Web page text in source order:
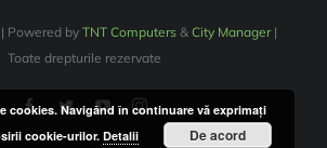
Powered by TNT Computers& City Manager|
Toate drepturile rezervate
cookies. Navigând în continuare vă exprimaţi
cookie-urilor. Detalii De acord